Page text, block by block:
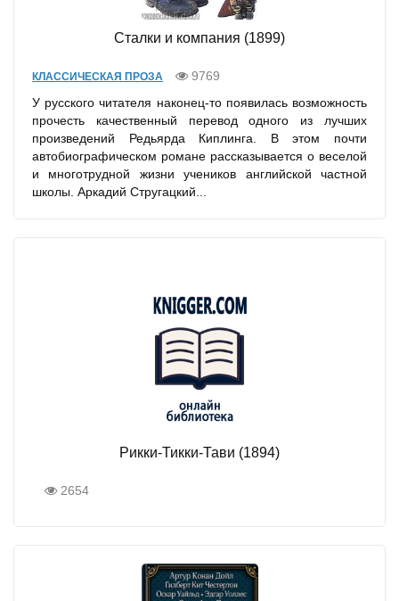
Сталки и компания (1899)
КЛАССИЧЕСКАЯ ПРОЗА
9769
У русского читателя наконец-то появилась возможность
прочесть качественный перевод одного из лучших
произведений Редьярда Киплинга. В этом почти
автобиографическом романе рассказывается о веселой
и многотрудной жизни учеников английской частной
школы. Аркадий Стругацкий...
Рикки-Тикки-Тави (1894)
2654